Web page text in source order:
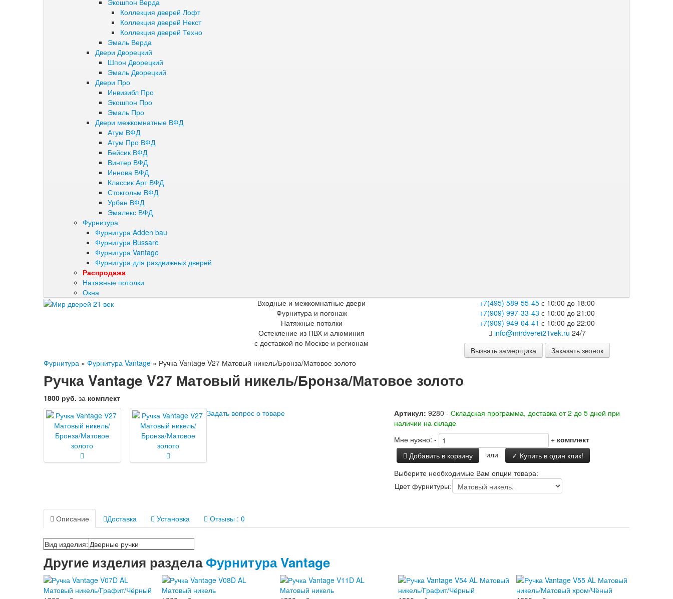
Экошпон Верда
Коллекция дверей Лофт
Коллекция дверей Некст
Коллекция дверей Техно
Эмаль Верда
Двери Дворецкий
Шпон Дворецкий
Эмаль Дворецкий
Двери Про
Инвизибл Про
Экошпон Про
Эмаль Про
Двери межкомнатные ВФД
Атум ВФД
Атум Про ВФД
Бейсик ВФД
Винтер ВФД
Иннова ВФД
Классик Арт ВФД
Стокгольм ВФД
Урбан ВФД
Эмалекс ВФД
Фурнитура
Фурнитура Adden bau
Фурнитура Bussare
Фурнитура Vantage
Фурнитура для раздвижных дверей
Распродажа
Натяжные потолки
Окна
Входные и межкомнатные двери
Фурнитура и погонаж
Натяжные потолки
Остекление из ПВХ и алюминия
с доставкой по Москве и регионам
+7(495) 589-55-45с 10:00 до 18:00
+7(909) 997-33-43 с 10:00 до 21:00
+7(909) 949-04-41 с 10:00 до 22:00
info@mirdverei21vek.ru 24/7
Вызвать замерщика
Заказать звонок
Фурнитура » Фурнитура Vantage » Ручка Vantage V27 Матовый никель/Бронза/Матовое золото
Ручка Vantage V27 Матовый никель/Бронза/Матовое золото
1800 руб. за комплект
Задать вопрос о товаре
Артикул: 9280 - Складская программа, доставка от 2 до 5 дней при
наличии на складе
Мне нужно: - + комплект
Добавить в корзину
или
✓ Купить в один клик!
Выберите необходимые Вам опции товара:
Цвет фурнитуры:
Описание Доставка Установка Отзывы : 0
Вид изделия: Дверные ручки
Другие изделия разделаФурнитура Vantage